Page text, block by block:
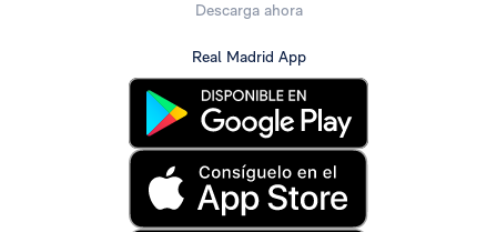
Descarga ahora
Real Madrid App